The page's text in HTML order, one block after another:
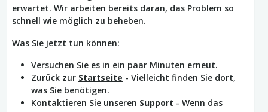
erwartet. Wir arbeiten bereits daran, das Problem so
schnell wie möglich zu beheben.
Was Sie jetzt tun können:
Versuchen Sie es in ein paar Minuten erneut.
Zurück zur Startseite - Vielleicht finden Sie dort,
was Sie benötigen.
Kontaktieren Sie unseren Support - Wenn das